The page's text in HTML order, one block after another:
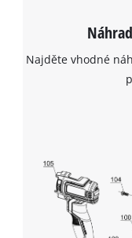
Najděte vhodné